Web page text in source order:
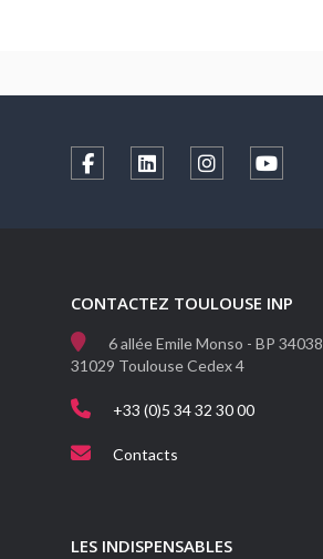
CONTACTEZ TOULOUSE INP
6 allée Emile Monso - BP 34038
31029 Toulouse Cedex 4
+33 (0)5 34 32 30 00
Contacts
LES INDISPENSABLES